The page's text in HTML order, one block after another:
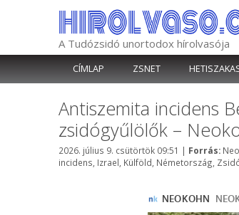
A Tudózsidó unortodox hírolvasója
CÍMLAP ZSNET
Antiszemita incidens
zsidógyűlölők –
2026. július 9. csütörtök 09:51 | Forrás:
incidens Izrael Külföld Németország